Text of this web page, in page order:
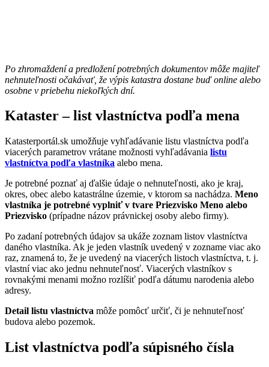
Po zhromaždení a predložení potrebných dokumentov môže majiteľ
nehnuteľnosti očakávať, že výpis katastra dostane buď online alebo
osobne v priebehu niekoľkých dní.
Kataster – list vlastníctva podľa mena
Katasterportál.sk umožňuje vyhľadávanie listu vlastníctva podľa
viacerých parametrov vrátane možnosti vyhľadávania listu
vlastníctva podľa vlastníka alebo mena.
Je potrebné poznať aj ďalšie údaje o nehnuteľnosti, ako je kraj,
okres, obec alebo katastrálne územie, v ktorom sa nachádza. Meno
vlastníka je potrebné vyplniť v tvare Priezvisko Meno alebo
Priezvisko (prípadne názov právnickej osoby alebo firmy).
Po zadaní potrebných údajov sa ukáže zoznam listov vlastníctva
daného vlastníka. Ak je jeden vlastník uvedený v zozname viac ako
raz, znamená to, že je uvedený na viacerých listoch vlastníctva, t. j.
vlastní viac ako jednu nehnuteľnosť. Viacerých vlastníkov s
rovnakými menami možno rozlíšiť podľa dátumu narodenia alebo
adresy.
Detail listu vlastníctva môže pomôcť určiť, či je nehnuteľnosť
budova alebo pozemok.
List vlastníctva podľa súpisného čísla